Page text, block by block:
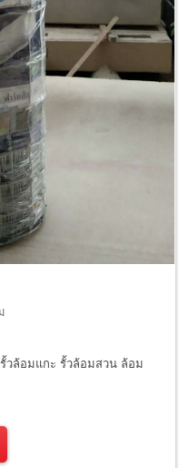
วล้อมแกะ รั้วล้อมสวน ล้อม